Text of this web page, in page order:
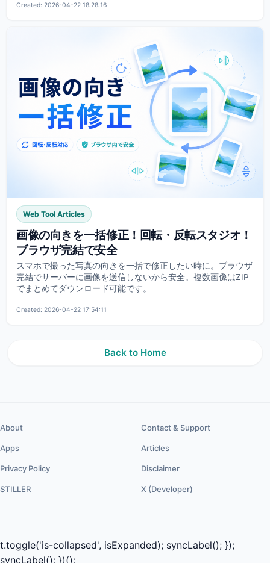
Created: 2026-04-22 18:28:16
Web Tool Articles
画像の向きを一括修正！回転・反転スタジオ！
ブラウザ完結で安全
スマホで撮った写真の向きを一括で修正したい時に。ブラウザ
完結でサーバーに画像を送信しないから安全。複数画像はZIP
でまとめてダウンロード可能です。
Created: 2026-04-22 17:54:11
Back to Home
About Contact & Support
Apps Articles
Privacy Policy Disclaimer
STILLER X (Developer)
t.toggle('is-collapsed', isExpanded); syncLabel(); });
syncLabel(); })();